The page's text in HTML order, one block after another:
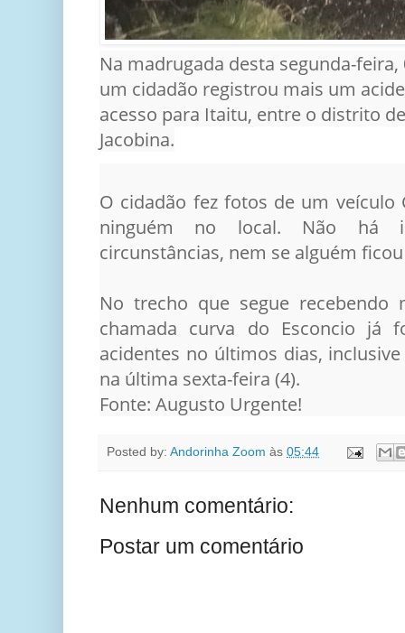
Na madrugada desta segunda-
um cidadão registrou mais um
acesso para Itaitu, entre o distrito
Jacobina.
O cidadão fez fotos de um veículo
ninguém no local. Não há
circunstâncias, nem se alguém
No trecho que segue recebendo
chamada curva do Esconcio já
acidentes no últimos dias,
na última sexta-feira (4).
Fonte: Augusto Urgente!
Posted by: Andorinha Zoom às 05:44
Nenhum comentário:
Postar um comentário